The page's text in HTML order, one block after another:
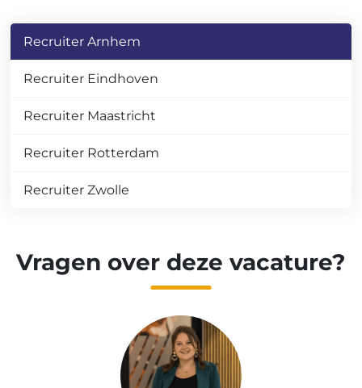
Recruiter Arnhem
Recruiter Eindhoven
Recruiter Maastricht
Recruiter Rotterdam
Recruiter Zwolle
Vragen over deze vacature?